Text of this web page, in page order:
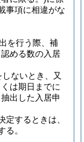
事項に相違がな
を行う際、補
める数の入居
ないとき、又
は期日までに
出した入居申
定するときは、
る。